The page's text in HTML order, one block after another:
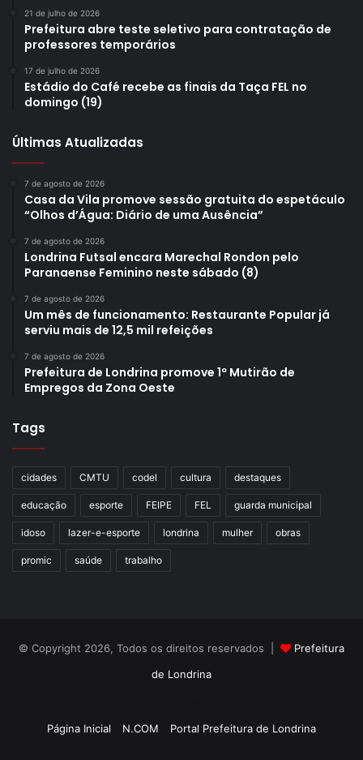
21 de julho de 2026
Prefeitura abre teste seletivo para contratação de
professores temporários
17 de julho de 2026
Estádio do Café recebe as finais da Taça FEL no
domingo (19)
Últimas Atualizadas
7 de agosto de 2026
Casa da Vila promove sessão gratuita do espetáculo
“Olhos d’Água: Diário de uma Ausência”
7 de agosto de 2026
Londrina Futsal encara Marechal Rondon pelo
Paranaense Feminino neste sábado (8)
7 de agosto de 2026
Um mês de funcionamento: Restaurante Popular já
serviu mais de 12,5 mil refeições
7 de agosto de 2026
Prefeitura de Londrina promove 1º Mutirão de
Empregos da Zona Oeste
Tags
cidades CMTU codel cultura destaques
educação esporte FEIPE FEL guarda municipal
idoso lazer-e-esporte londrina mulher obras
promic saúde trabalho
© Copyright 2026, Todos os direitos reservados |
Prefeitura
de Londrina
Página Inicial N.COM Portal Prefeitura de Londrina